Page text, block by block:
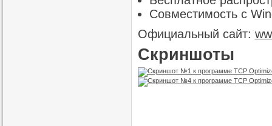
Совместимость с
Официальный сайт:
Скриншоты